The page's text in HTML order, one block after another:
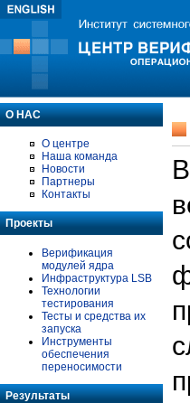
О НАС
О центре
Наша команда
Новости
Партнеры
Контакты
Проекты
Верификация
модулей ядра
Инфраструктура LSB
Технологии
тестирования
Тесты и средства их
запуска
Инструменты
обеспечения
переносимости
Результаты